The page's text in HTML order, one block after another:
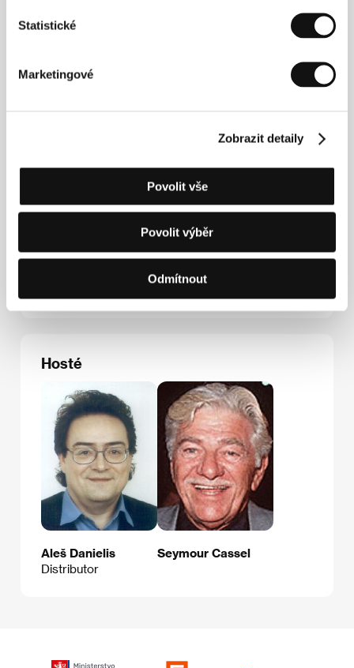
Statistické
Marketingové
Zobrazit detaily
Povolit vše
Povolit výběr
Odmítnout
Kontakty
Spittelberggasse 3/3, 1070, Vienna
Tel: +43 1 522 4814
United International Pictures
45 Beadon Road, Hammersmith, W6 0EG, London
Tel: +44 20 874 190 41
Fax: +44 20 874 889 90
Hosté
Aleš Danielis
Distributor
Seymour Cassel